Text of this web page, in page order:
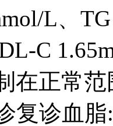
L、
C
在正常
复诊血